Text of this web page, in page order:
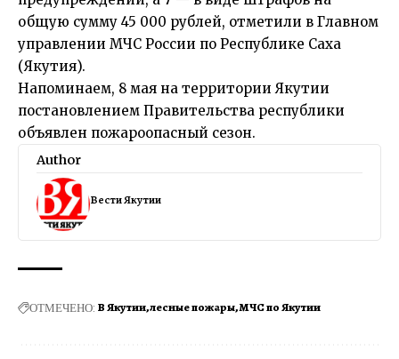
общую сумму 45 000 рублей, отметили в Главном
управлении МЧС России по Республике Саха
(Якутия).
Напоминаем, 8 мая на территории Якутии
постановлением Правительства республики
объявлен пожароопасный сезон.
Author
Вести Якутии
ОТМЕЧЕНО: В Якутии лесные пожары МЧС по Якутии